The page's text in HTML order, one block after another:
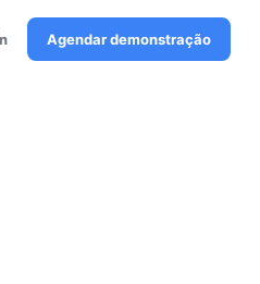
Agendar demonstração